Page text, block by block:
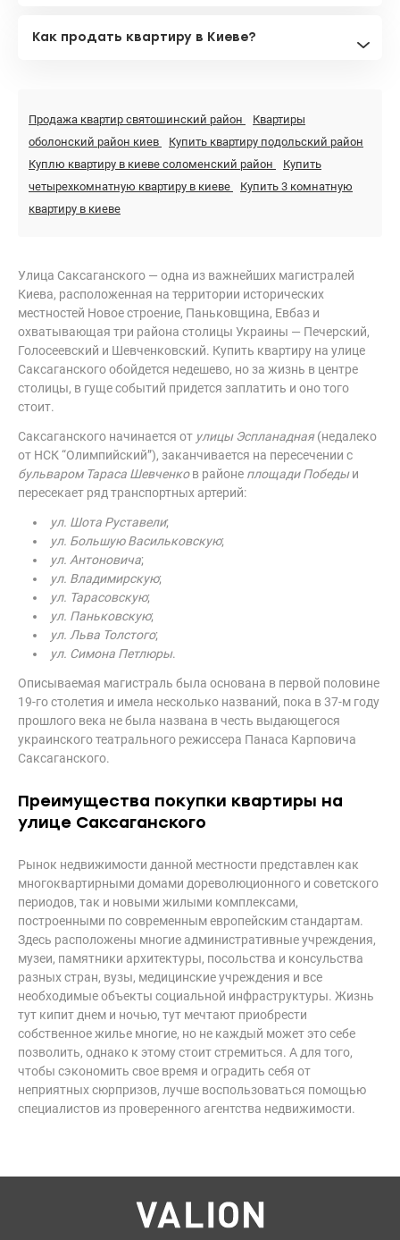
Как продать квартиру в Киеве?
Продажа квартир святошинский район
Квартиры
оболонский район киев
Купить квартиру подольский район
Куплю квартиру в киеве соломенский район
Купить
четырехкомнатную квартиру в киеве
Купить 3 комнатную
квартиру в киеве
Улица Саксаганского — одна из важнейших магистралей
Киева, расположенная на территории исторических
местностей Новое строение, Паньковщина, Евбаз и
охватывающая три района столицы Украины — Печерский,
Голосеевский и Шевченковский. Купить квартиру на улице
Саксаганского обойдется недешево, но за жизнь в центре
столицы, в гуще событий придется заплатить и оно того
стоит.
Саксаганского начинается от улицы Эспланадная(недалеко
от НСК “Олимпийский”), заканчивается на пересечении с
бульваром Тараса Шевченков районе площади Победыи
пересекает ряд транспортных артерий:
ул. Шота Руставели;
ул. Большую Васильковскую;
ул. Антоновича;
ул. Владимирскую;
ул. Тарасовскую;
ул. Паньковскую;
ул. Льва Толстого;
ул. Симона Петлюры.
Описываемая магистраль была основана в первой половине
19-го столетия и имела несколько названий, пока в 37-м году
прошлого века не была названа в честь выдающегося
украинского театрального режиссера Панаса Карповича
Саксаганского.
Преимущества покупки квартиры на
улице Саксаганского
Рынок недвижимости данной местности представлен как
многоквартирными домами дореволюционного и советского
периодов, так и новыми жилыми комплексами,
построенными по современным европейским стандартам.
Здесь расположены многие административные учреждения,
музеи, памятники архитектуры, посольства и консульства
разных стран, вузы, медицинские учреждения и все
необходимые объекты социальной инфраструктуры. Жизнь
тут кипит днем и ночью, тут мечтают приобрести
собственное жилье многие, но не каждый может это себе
позволить, однако к этому стоит стремиться. А для того,
чтобы сэкономить свое время и оградить себя от
неприятных сюрпризов, лучше воспользоваться помощью
специалистов из проверенного агентства недвижимости.